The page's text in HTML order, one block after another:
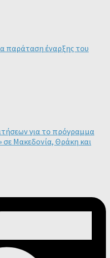
παράταση έναρξης του
για το πρόγραμμα
Μακεδονία, Θράκη και